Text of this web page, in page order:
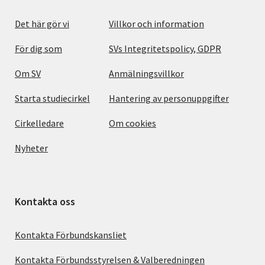
Det här gör vi
För dig som
Om SV
Starta studiecirkel
Cirkelledare
Nyheter
Villkor och information
SVs Integritetspolicy, GDPR
Anmälningsvillkor
Hantering av personuppgifter
Om cookies
Kontakta oss
Kontakta Förbundskansliet
Kontakta Förbundsstyrelsen & Valberedningen